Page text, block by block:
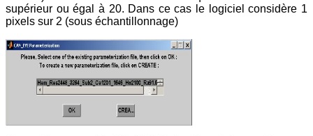
supérieur ou égal à 20. Dans ce cas le logiciel considère 1
pixels sur 2 (sous échantillonnage)